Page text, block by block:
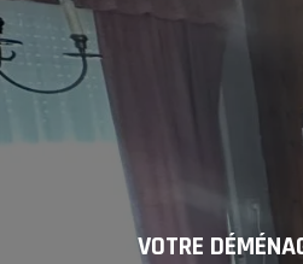
VOTRE
SERVICES DE